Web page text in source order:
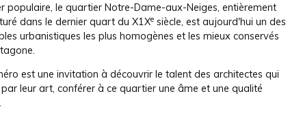
populaire, le quartier Notre-Dame-aux-Neiges, entièrement
dans le dernier quart du X1Xe siècle, est aujourd'hui un des
urbanistiques les plus homogènes et les mieux conservés
est une invitation à découvrir le talent des architectes qui
leur art, conférer à ce quartier une âme et une qualité